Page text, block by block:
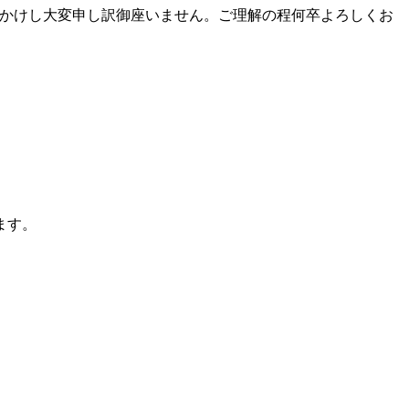
けし大変申し訳御座いません。ご理解の程何卒よろしくお
。